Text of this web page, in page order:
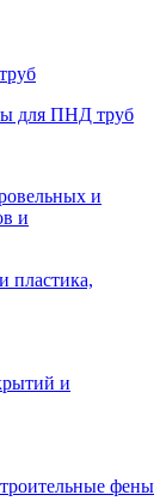
для ПНД труб
и
и
пластика,
и
фены